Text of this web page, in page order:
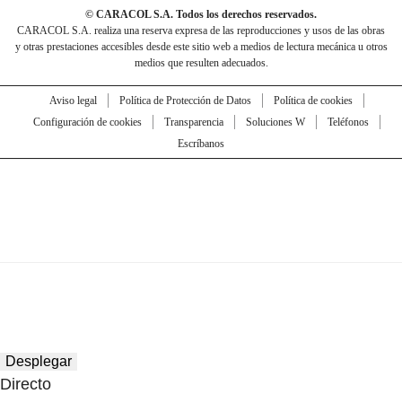
© CARACOL S.A. Todos los derechos reservados.
CARACOL S.A. realiza una reserva expresa de las reproducciones y usos de las obras
y otras prestaciones accesibles desde este sitio web a medios de lectura mecánica u otros
medios que resulten adecuados.
Aviso legal Política de Protección de Datos
Política de cookies
Configuración de cookies
Transparencia Soluciones W
Teléfonos
Escríbanos
Desplegar
Directo